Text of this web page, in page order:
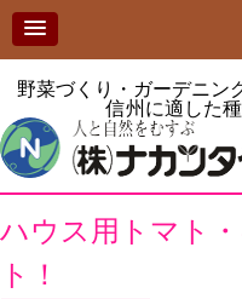
野菜づくり・ガーデニン
信州に適した
ハウス用トマト
ト！